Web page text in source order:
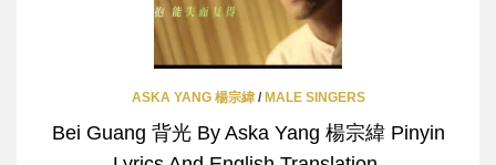
ASKA YANG 楊宗緯/ MALE SINGERS
Bei Guang 背光 By Aska Yang 楊宗緯 Pinyin